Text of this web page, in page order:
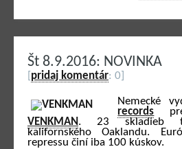
Št 8.9.2016: NOVINKA
pridaj komentár: 0]
Nemecké
records
VENKMAN. 23 skladieb
kalifornského Oaklandu.
repressu činí iba 100 kúskov.